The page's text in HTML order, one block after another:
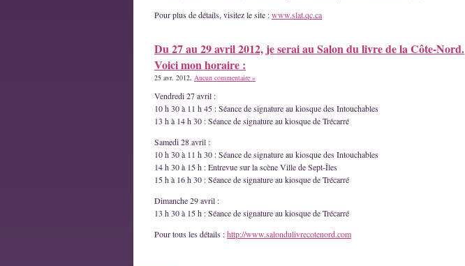
Pour plus de détails, visitez le site :www.slat.qc.ca
Du 27 au 29 avril 2012, je serai au Salon du livre de la Côte-Nord.
Voici mon horaire :
25 avr. 2012, Aucun commentaire »
Vendredi 27 avril :
10 h 30 à 11 h 45 : Séance de signature au kiosque des Intouchables
13 h à 14 h 30 : Séance de signature au kiosque de Trécarré
Samedi 28 avril :
10 h 30 à 11 h 30 : Séance de signature au kiosque des Intouchables
14 h 30 à 15 h : Entrevue sur la scène Ville de Sept-Îles
15 h à 16 h 30 : Séance de signature au kiosque de Trécarré
Dimanche 29 avril :
13 h 30 à 15 h : Séance de signature au kiosque de Trécarré
Pour tous les détails :http://www.salondulivrecotenord.com